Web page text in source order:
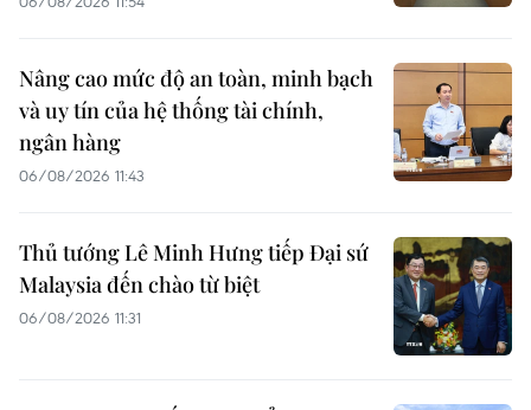
Nâng cao mức độ an toàn, minh bạch
và uy tín của hệ thống tài chính,
ngân hàng
06/08/2026 11:43
Thủ tướng Lê Minh Hưng tiếp Đại sứ
Malaysia đến chào từ biệt
06/08/2026 11:31